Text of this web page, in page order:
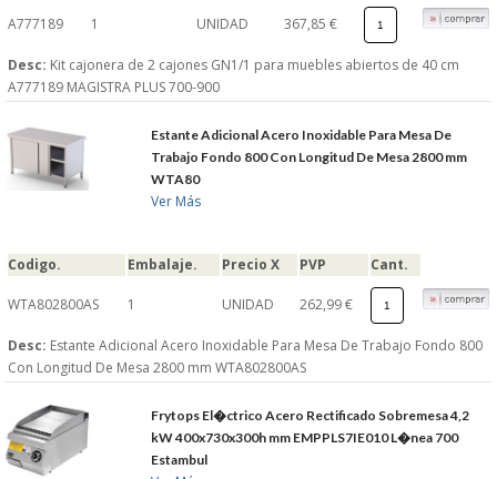
A777189 1 UNIDAD 367,85 €
Desc: Kit cajonera de 2 cajones GN1/1 para muebles abiertos de 40 cm
A777189 MAGISTRA PLUS 700-900
Estante Adicional Acero Inoxidable Para Mesa De
Trabajo Fondo 800 Con Longitud De Mesa 2800 mm
WTA80
Ver Más
Codigo. Embalaje. Precio X PVP Cant.
WTA802800AS 1 UNIDAD 262,99 €
Desc: Estante Adicional Acero Inoxidable Para Mesa De Trabajo Fondo 800
Con Longitud De Mesa 2800 mm WTA802800AS
Frytops El�ctrico Acero Rectificado Sobremesa 4,2
kW 400x730x300h mm EMPPLS7IE010 L�nea 700
Estambul